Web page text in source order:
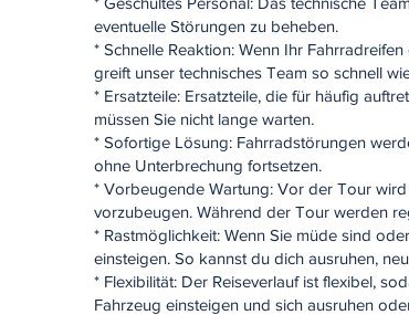
eventuelle Störungen zu beheben.
* Schnelle Reaktion: Wenn Ihr
greift unser technisches Team so schnell
* Ersatzteile: Ersatzteile, die für häufig
müssen Sie nicht lange warten.
* Sofortige Lösung: Fahrradstörungen
ohne Unterbrechung fortsetzen.
* Vorbeugende Wartung: Vor der Tour
vorzubeugen. Während der Tour werden
* Rastmöglichkeit: Wenn Sie müde sind
einsteigen. So kannst du dich ausruhen,
* Flexibilität: Der Reiseverlauf ist flexibel,
Fahrzeug einsteigen und sich ausruhen